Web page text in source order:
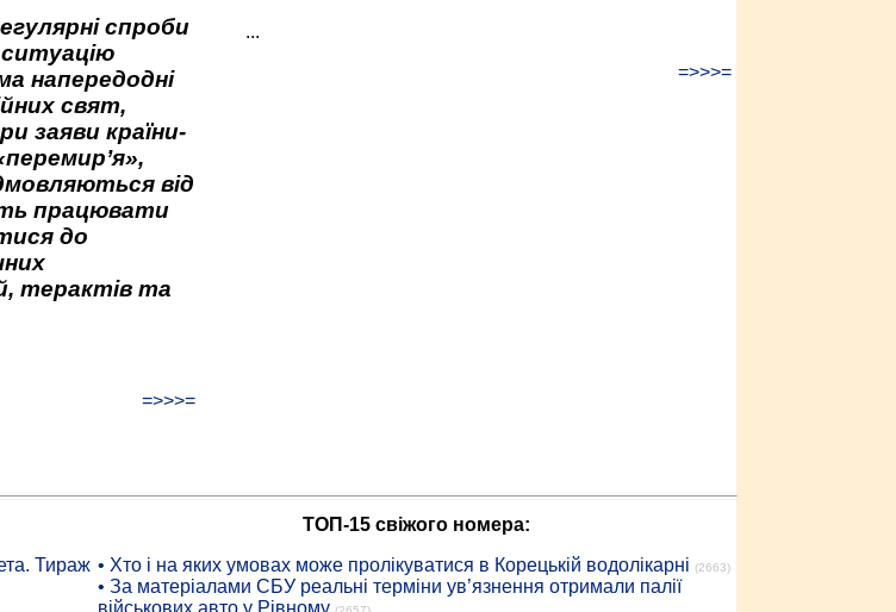
спроби
напередодні
свят,
заяви країни-
від
працювати
до
терактів та
=>>>=
...
=>>>=
Тираж
ТОП-15 свіжого номера:
• Хто і на яких умовах може пролікуватися в Корецькій водолікарні (2663)
• За матеріалами СБУ реальні терміни ув’язнення отримали палії
військових авто у Рівному